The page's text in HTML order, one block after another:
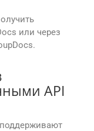
или через
API